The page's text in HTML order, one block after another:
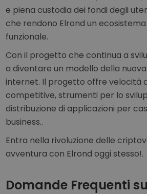
e piena custodia dei fondi degli
che rendono Elrond un
funzionale.
Con il progetto che continua a
a diventare un modello della
internet. Il progetto offre velocità
competitive, strumenti per lo
distribuzione di applicazioni per
business..
Entra nella rivoluzione delle
avventura con Elrond oggi stesso!.
Domande Frequenti